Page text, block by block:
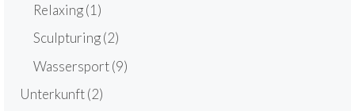
Relaxing(1)
Sculpturing(2)
Wassersport(9)
Unterkunft(2)